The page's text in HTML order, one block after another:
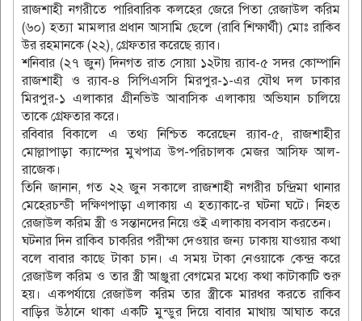
রাজশাহী নগরীতে পারিবারিক কলহের জেরে পিতা রেজাউল করিম
(৬০) হত্যা মামলার প্রধান আসামি ছেলে (রাবি শিক্ষার্থী) মোঃ রাকিব
উর রহমানকে (২২), গ্রেফতার করেছে র‌্যাব।
শনিবার (২৭ জুন) দিনগত রাত সোয়া ১২টায় র‌্যাব-৫ সদর কোম্পানি
রাজশাহী ও র‌্যাব-৪ সিপিএসসি মিরপুর-১-এর যৌথ দল ঢাকার
মিরপুর-১ এলাকার গ্রীনভিউ আবাসিক এলাকায় অভিযান চালিয়ে
তাকে গ্রেফতার করে।
রবিবার বিকালে এ তথ্য নিশ্চিত করেছেন র‌্যাব-৫, রাজশাহীর
মোল্লাপাড়া ক্যাম্পের মুখপাত্র উপ-পরিচালক মেজর আসিফ আল-
রাজেক।
তিনি জানান, গত ২২ জুন সকালে রাজশাহী নগরীর চন্দ্রিমা থানার
মেহেরচন্ডী দক্ষিণপাড়া এলাকায় এ হত্যাকা-ের ঘটনা ঘটে। নিহত
রেজাউল করিম স্ত্রী ও সন্তানদের নিয়ে ওই এলাকায় বসবাস করতেন।
ঘটনার দিন রাকিব চাকরির পরীক্ষা দেওয়ার জন্য ঢাকায় যাওয়ার কথা
বলে বাবার কাছে টাকা চান। এ সময় টাকা নেওয়াকে কেন্দ্র করে
রেজাউল করিম ও তার স্ত্রী আঞ্জুরা বেগমের মধ্যে কথা কাটাকাটি শুরু
হয়। একপর্যায়ে রেজাউল করিম তার স্ত্রীকে মারধর করতে রাকিব
বাড়ির উঠানে থাকা একটি মুন্ডুর দিয়ে বাবার মাথায় আঘাত করে